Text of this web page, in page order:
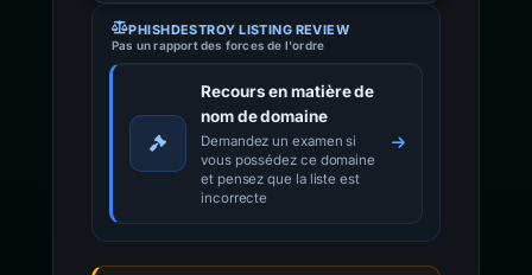
PHISHDESTROY LISTING REVIEW
Pas un rapport des forces de l'ordre
Recours en matière de
nom de domaine
Demandez un examen si
vous possédez ce domaine
et pensez que la liste est
incorrecte